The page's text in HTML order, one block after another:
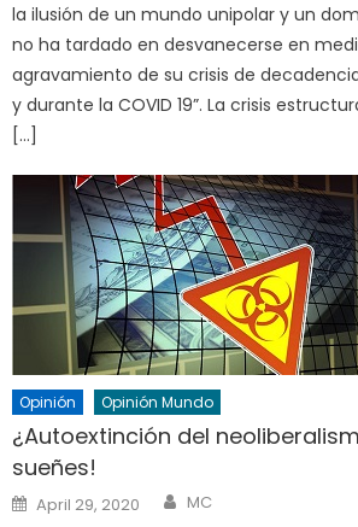
la ilusión de un mundo unipolar y un
no ha tardado en desvanecerse en
agravamiento de su crisis de
y durante la COVID 19”. La crisis
[…]
Opinión Opinión Mundo
¿Autoextinción del
sueñes!
Posted
on
April 29, 2020 Author
MC